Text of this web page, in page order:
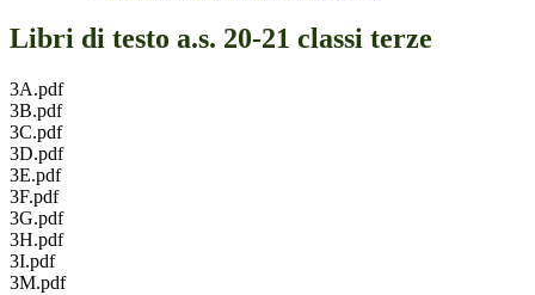
Libri di testo a.s. 20-21 classi terze
3A.pdf
3B.pdf
3C.pdf
3D.pdf
3E.pdf
3F.pdf
3G.pdf
3H.pdf
3I.pdf
3M.pdf